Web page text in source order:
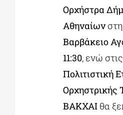
Ορχήστρα
Αθηναίωνστη
Βαρβάκειο
11:30, ενώ στις
Πολιτιστική
Ορχηστρικής
ΒΑΚΧΑΙ θα